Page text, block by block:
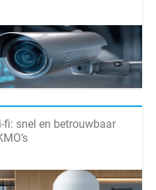
snel en betrouwbaar